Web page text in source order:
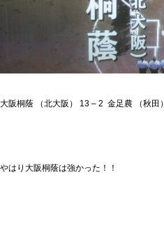
大阪桐蔭 （北大阪） 13 – 2 金足農 （秋田）
やはり大阪桐蔭は強かった！！